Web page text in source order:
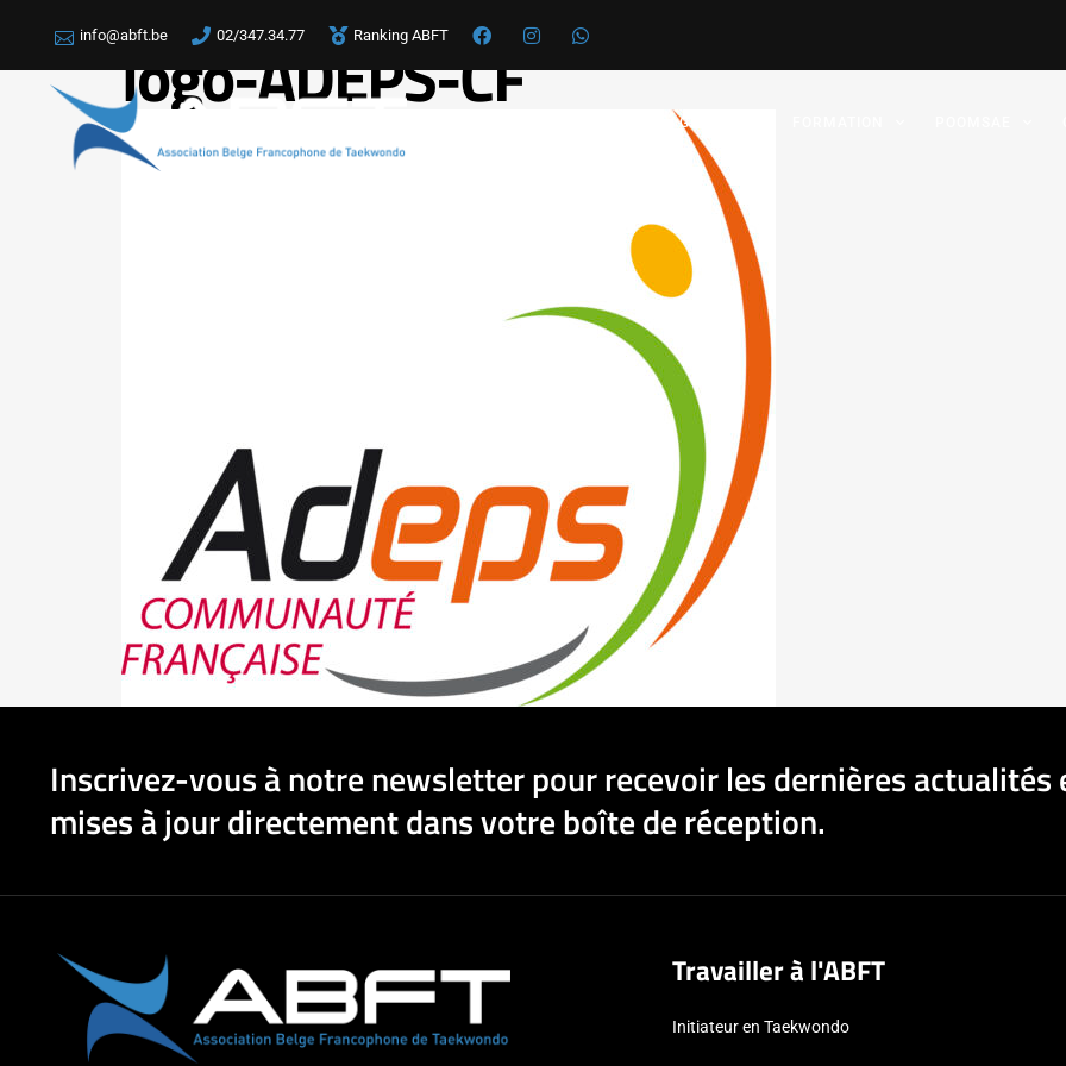
info@abft.be 02/347.34.77 Ranking ABFT
GRADES
logo-ADEPS-CF
Inscrivez-vous à notre newsletter pour recevoir les dernières actualités
mises à jour directement dans votre boîte de réception.
Travailler à l'ABFT
Initiateur en Taekwondo